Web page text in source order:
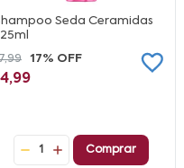
Seda Ceramidas
17% OFF
1 Comprar